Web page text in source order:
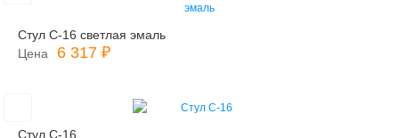
Стул С-16 светлая эмаль
Цена
6 317 ₽
Стул С-16